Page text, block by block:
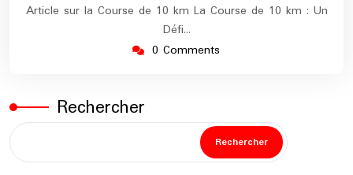
Article sur la Course de 10 km La Course de 10 km : Un
Défi…
0 Comments
Rechercher
Rechercher